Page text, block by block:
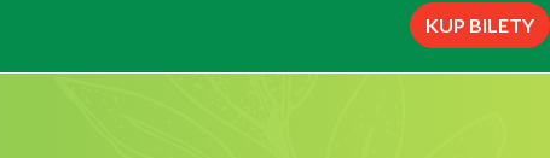
KUP BILETY